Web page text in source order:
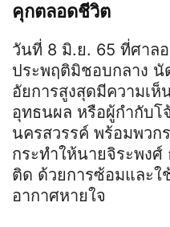
คุกตลอดชีวิต
วันที่ 8 มิ.ย. 65 ที่ศาล
ประพฤติมิชอบกลาง
อัยการสูงสุดมีความเ
อุทธนผล หรือผู้กำกับโ
นครสวรรค์ พร้อมพวก​
กระทำให้นายจิระพง
ติด ด้วยการซ้อมและ
อากาศหายใจ